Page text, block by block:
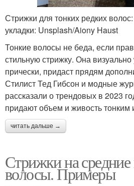
Стрижки для тонких редких
укладки: Unsplash/Aiony Haust
Тонкие волосы не беда, если
стильную стрижку. Она
прически, придаст прядям
Стилист Тед Гибсон и модные
рассказали о трендовых в 2023
придают объем и живость тонким
читать дальше →
Стрижки на
волосы. Примеры